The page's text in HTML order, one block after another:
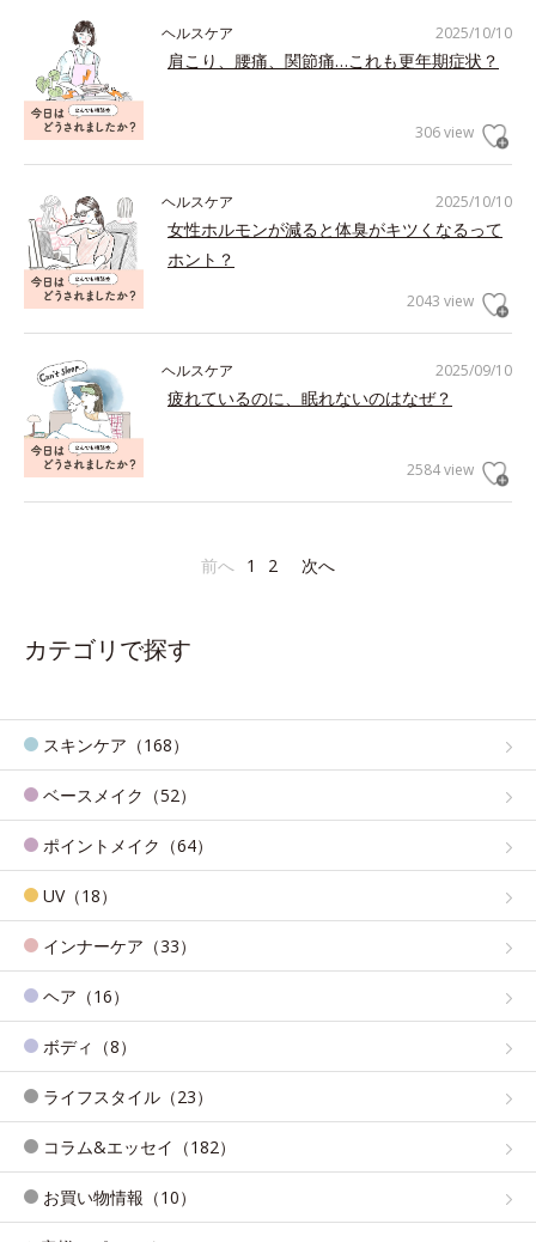
2025/10/10
ヘルスケア
肩こり、腰痛、関節痛…これも更年期症状？
306 view
2025/10/10
ヘルスケア
女性ホルモンが減ると体臭がキツくなるって
ホント？
2043 view
2025/09/10
ヘルスケア
疲れているのに、眠れないのはなぜ？
2584 view
前へ 1 2 次へ
カテゴリで探す
スキンケア（168）
ベースメイク（52）
ポイントメイク（64）
UV（18）
インナーケア（33）
ヘア（16）
ボディ（8）
ライフスタイル（23）
コラム&エッセイ（182）
お買い物情報（10）